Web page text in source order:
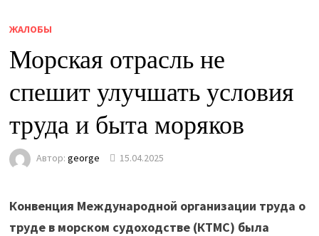
ЖАЛОБЫ
Морская отрасль не
спешит улучшать условия
труда и быта моряков
Автор: george 15.04.2025
Конвенция Международной организации труда о
труде в морском судоходстве (КТМС) была